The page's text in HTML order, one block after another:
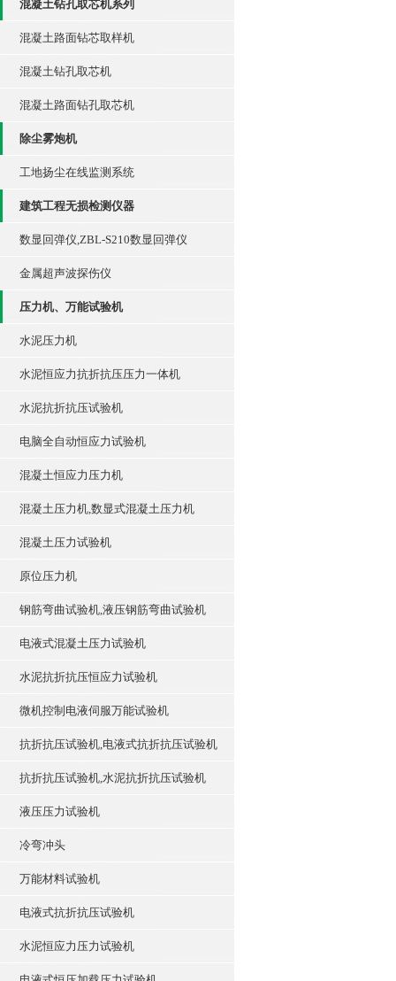
混凝土钻孔取芯机系列
混凝土路面钻芯取样机
混凝土钻孔取芯机
混凝土路面钻孔取芯机
除尘雾炮机
工地扬尘在线监测系统
建筑工程无损检测仪器
数显回弹仪,ZBL-S210数显回弹仪
金属超声波探伤仪
压力机、万能试验机
水泥压力机
水泥恒应力抗折抗压压力一体机
水泥抗折抗压试验机
电脑全自动恒应力试验机
混凝土恒应力压力机
混凝土压力机,数显式混凝土压力机
混凝土压力试验机
原位压力机
钢筋弯曲试验机,液压钢筋弯曲试验机
电液式混凝土压力试验机
水泥抗折抗压恒应力试验机
微机控制电液伺服万能试验机
抗折抗压试验机,电液式抗折抗压试验机
抗折抗压试验机,水泥抗折抗压试验机
液压压力试验机
冷弯冲头
万能材料试验机
电液式抗折抗压试验机
水泥恒应力压力试验机